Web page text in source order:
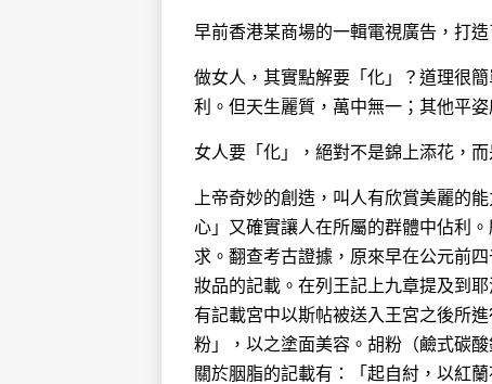
早前香港某商場的一輯電視廣告，打
做女人，其實點解要「化」？道理很
利。但天生麗質，萬中無一；其他平
女人要「化」，絕對不是錦上添花，而
上帝奇妙的創造，叫人有欣賞美麗的
心」又確實讓人在所屬的群體中佔利
求。翻查考古證據，原來早在公元前
妝品的記載。在列王記上九章提及到
有記載宮中以斯帖被送入王宮之後所
粉」，以之塗面美容。胡粉（鹼式碳
關於胭脂的記載有：「起自紂，以紅